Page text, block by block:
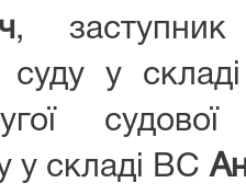
, заступник
суду у
судової
у складі ВС